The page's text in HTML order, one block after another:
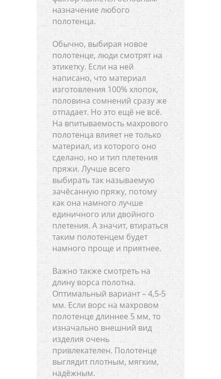
назначение любого
полотенца.
Обычно, выбирая новое
полотенце, люди смотрят на
этикетку. Если на ней
написано, что материал
изготовления 100% хлопок,
половина сомнений сразу же
отпадает. Но это ещё не всё.
На впитываемость махрового
полотенца влияет не только
материал, из которого оно
сделано, но и тип плетения
пряжи. Лучше всего
выбирать так называемую
зачёсанную пряжу, потому
как она намного лучше
единичного или двойного
плетения. А значит, втираться
таким полотенцем будет
намного проще и приятнее.
Важно также смотреть на
длину ворса полотна.
Оптимальный вариант – 4,5-5
мм. Если ворс на махровом
полотенце длиннее 5 мм, то
изначально внешний вид
изделия очень
привлекателен. Полотенце
выглядит плотным, мягким,
надёжным.